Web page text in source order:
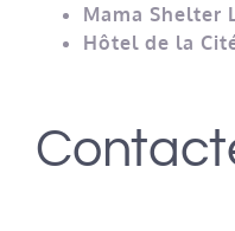
Mama Shelter
Hôtel de la